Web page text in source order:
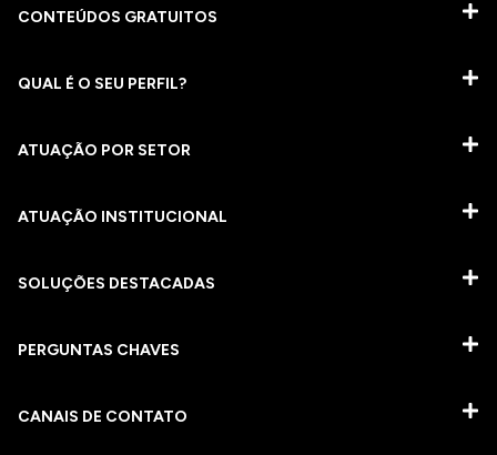
CONTEÚDOS GRATUITOS
QUAL É O SEU PERFIL?
ATUAÇÃO POR SETOR
ATUAÇÃO INSTITUCIONAL
SOLUÇÕES DESTACADAS
PERGUNTAS CHAVES​
CANAIS DE CONTATO